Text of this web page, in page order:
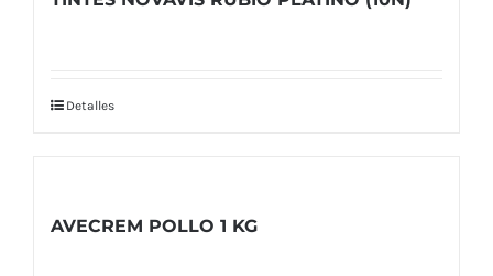
Detalles
AVECREM POLLO 1 KG